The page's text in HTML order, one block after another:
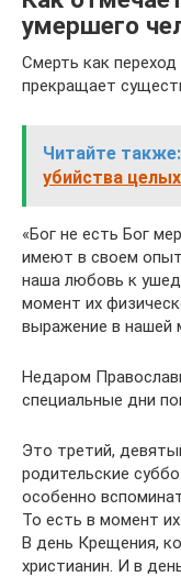
умершего
Смерть как
прекращает
Читайте также:
убийства
«Бог не есть Бог
имеют в своем
наша любовь к
момент их
выражение в нашей
Недаром
специальные дни
Это третий,
родительские
особенно
То есть в момент
В день Крещения,
христианин. И в